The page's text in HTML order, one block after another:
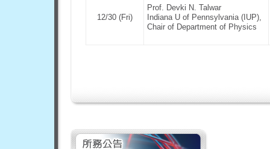
12/30 (Fri)
Prof. Devki N. Talwar
Indiana U of Pennsylvania (IUP),
Chair of Department of Physics